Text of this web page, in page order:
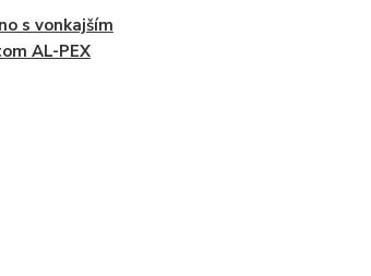
s vonkajším
AL-PEX